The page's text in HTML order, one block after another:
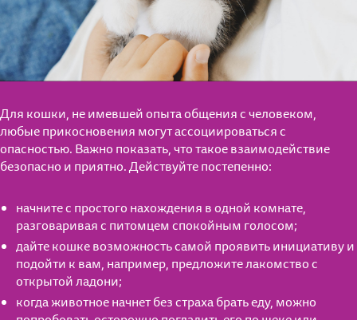
Для кошки, не имевшей опыта общения с человеком,
любые прикосновения могут ассоциироваться с
опасностью. Важно показать, что такое взаимодействие
безопасно и приятно. Действуйте постепенно:
начните с простого нахождения в одной комнате,
разговаривая с питомцем спокойным голосом;
дайте кошке возможность самой проявить инициативу и
подойти к вам, например, предложите лакомство с
открытой ладони;
когда животное начнет без страха брать еду, можно